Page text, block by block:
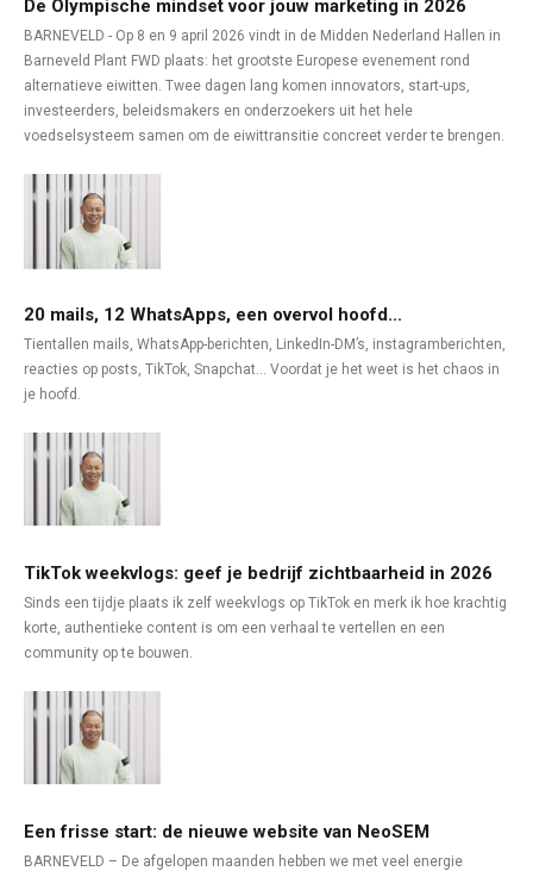
De Olympische mindset voor jouw marketing in 2026
BARNEVELD - Op 8 en 9 april 2026 vindt in de Midden Nederland Hallen in
Barneveld Plant FWD plaats: het grootste Europese evenement rond
alternatieve eiwitten. Twee dagen lang komen innovators, start-ups,
investeerders, beleidsmakers en onderzoekers uit het hele
voedselsysteem samen om de eiwittransitie concreet verder te brengen.
20 mails, 12 WhatsApps, een overvol hoofd...
Tientallen mails, WhatsApp-berichten, LinkedIn-DM’s, instagramberichten,
reacties op posts, TikTok, Snapchat… Voordat je het weet is het chaos in
je hoofd.
TikTok weekvlogs: geef je bedrijf zichtbaarheid in 2026
Sinds een tijdje plaats ik zelf weekvlogs op TikTok en merk ik hoe krachtig
korte, authentieke content is om een verhaal te vertellen en een
community op te bouwen.
Een frisse start: de nieuwe website van NeoSEM
BARNEVELD – De afgelopen maanden hebben we met veel energie